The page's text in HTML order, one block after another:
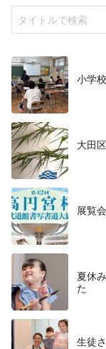
小学
大田
展覧
夏休
た
生徒